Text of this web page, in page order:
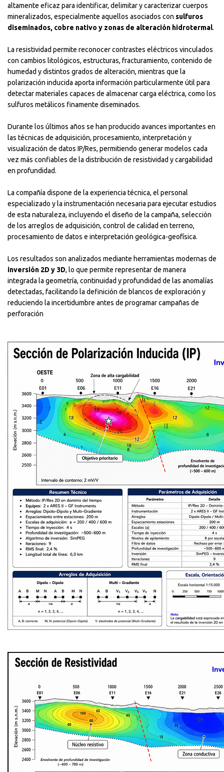
altamente eficaz para identificar, delimitar y caracterizar cuerpos
mineralizados, especialmente aquellos asociados con sulfuros
diseminados, cobre nativo y zonas de alteración hidrotermal.
La resistividad permite reconocer contrastes eléctricos vinculados
con cambios litológicos, estructuras, fracturamiento, contenido de
humedad y distintos grados de alteración, mientras que la
polarización inducida aporta información particularmente útil para
detectar materiales capaces de almacenar carga eléctrica, como los
sulfuros metálicos finamente diseminados.
Durante los últimos años se han producido avances importantes en
las técnicas de adquisición, procesamiento, interpretación y
visualización de datos IP/Res, permitiendo generar modelos cada
vez más confiables de la distribución de resistividad y cargabilidad
en profundidad.
La compañía dispone de la experiencia técnica, el personal
especializado y la instrumentación necesaria para ejecutar estudios
de esta naturaleza, incluyendo el diseño de la campaña, selección
de los arreglos de adquisición, control de calidad en terreno,
procesamiento de datos e interpretación geológica-geofísica.
Los resultados son analizados mediante herramientas modernas de
inversión 2D y 3D, lo que permite representar de manera
integrada la geometría, continuidad y profundidad de las anomalías
detectadas, facilitando la definición de blancos de exploración y
reduciendo la incertidumbre antes de programar campañas de
perforación